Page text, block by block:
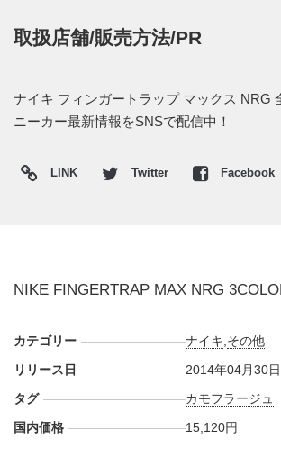
取扱店舗/販売方法/PR
ナイキ フィンガートラップ マックス NRG
ニーカー最新情報をSNSで配信中！
LINK Twitter Facebook
NIKE FINGERTRAP MAX NRG
カテゴリー ナイキ その他
リリース日
2014年04月30日
タグ
カモフラージュ
国内価格
15,120円